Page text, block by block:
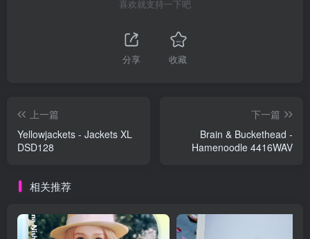
喜欢就支持一下吧
分享 收藏
上一篇
Yellowjackets - Jackets XL
DSD128
下一篇
Brain & Buckethead -
Hamenoodle 4416WAV
相关推荐